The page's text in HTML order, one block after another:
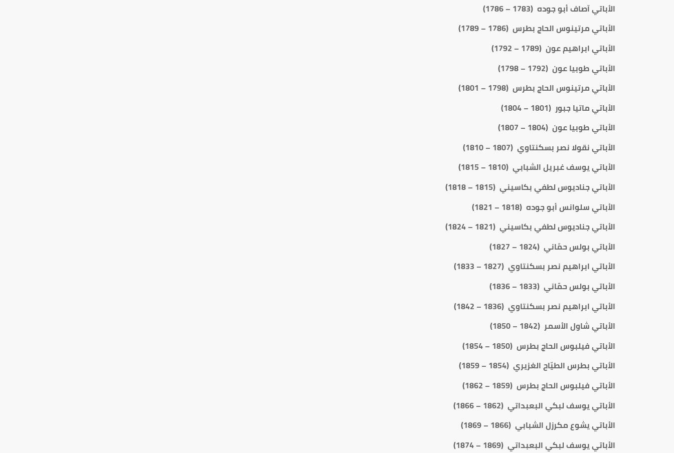
الأباتي آصاف أبو جوده (1783 – 1786)
الأباتي مرتينوس الحاج بطرس (1786 – 1789)
الأباتي ابراهيم عون (1789 – 1792)
الأباتي طوبيا عون (1792 – 1798)
الأباتي مرتينوس الحاج بطرس (1798 – 1801)
الأباتي ماتيا جبور (1801 – 1804)
الأباتي طوبيا عون (1804 – 1807)
الأباتي نقولا نصر بسكنتاوي (1807 – 1810)
الأباتي يوسف غبريل الشبابي (1810 – 1815)
الأباتي جناديوس لطفي بكاسيني (1815 – 1818)
الأباتي سلوانس أبو جوده (1818 – 1821)
الأباتي جناديوس لطفي بكاسيني (1821 – 1824)
الأباتي بولس حمّاني (1824 – 1827)
الأباتي ابراهيم نصر بسكنتاوي (1827 – 1833)
الأباتي بولس حمّاني (1833 – 1836)
الأباتي ابراهيم نصر بسكنتاوي (1836 – 1842)
الأباتي شاول الأسمر (1842 – 1850)
الأباتي فيلبوس الحاج بطرس (1850 – 1854)
الأباتي بطرس الطيّاح الغزيري (1854 – 1859)
الأباتي فيلبوس الحاج بطرس (1859 – 1862)
الأباتي يوسف لبكي البعبداتي (1862 – 1866)
الأباتي يشوع مكرزل الشبابي (1866 – 1869)
الأباتي يوسف لبكي البعبداتي (1869 – 1874)